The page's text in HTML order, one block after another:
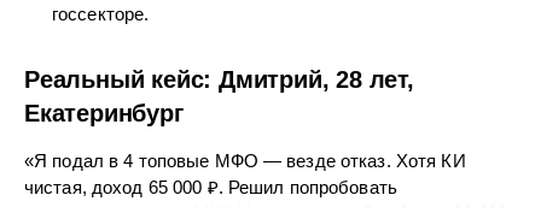
госсекторе.
Реальный кейс: Дмитрий, 28 лет,
Екатеринбург
«Я подал в 4 топовые МФО — везде отказ. Хотя КИ
чистая, доход 65 000 ₽. Решил попробовать